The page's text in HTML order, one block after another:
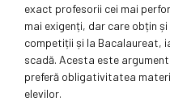
exact profesorii cei mai
mai exigenți, dar care obțin
competiții și la Bacalaureat,
scadă. Acesta este
preferă obligativitatea
elevilor.